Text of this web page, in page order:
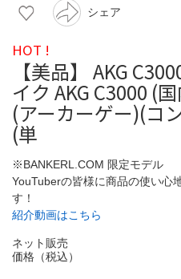
シェア
HOT !
【美品】 AKG
イク AKG C3000 (
(アーカーゲー)(コ
(単
※BANKERL.COM 限定モデル
YouTuberの皆様に商品の使い心
す！
紹介動画はこちら
ネット販売
価格（税込）